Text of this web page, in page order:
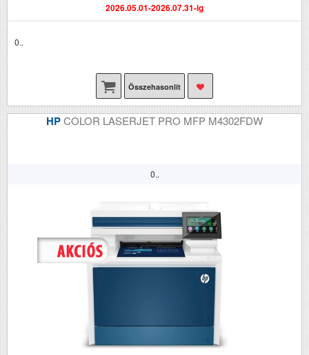
2026.05.01-2026.07.31-ig
0..
Összehasonlít
HPCOLOR LASERJET PRO MFP M4302FDW
0..